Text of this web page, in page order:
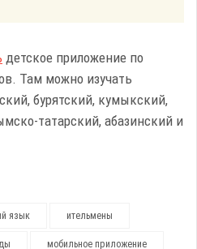
детское приложение по
Там можно изучать
бурятский, кумыкский,
татарский, абазинский и
язык ительмены
мобильное приложение